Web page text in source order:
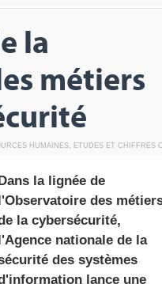
Inscription
gratuite
la
métiers
HUMAINES, ETUDES ET CHIFFRES
la lignée de
des
la cybersécurité,
nationale de la
des systèmes
lance une